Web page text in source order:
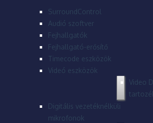
SurroundControl
Audió szoftver
Fejhallgatók
Fejhallgató-erősítő
Timecode eszközök
Videó eszközök
Video
Digitális vezetéknélküli
mikrofonok